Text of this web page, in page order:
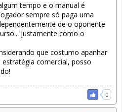
tempo e o manual é
sempre só paga uma
de o oponente
justamente como o
que costumo apanhar
comercial, posso
0